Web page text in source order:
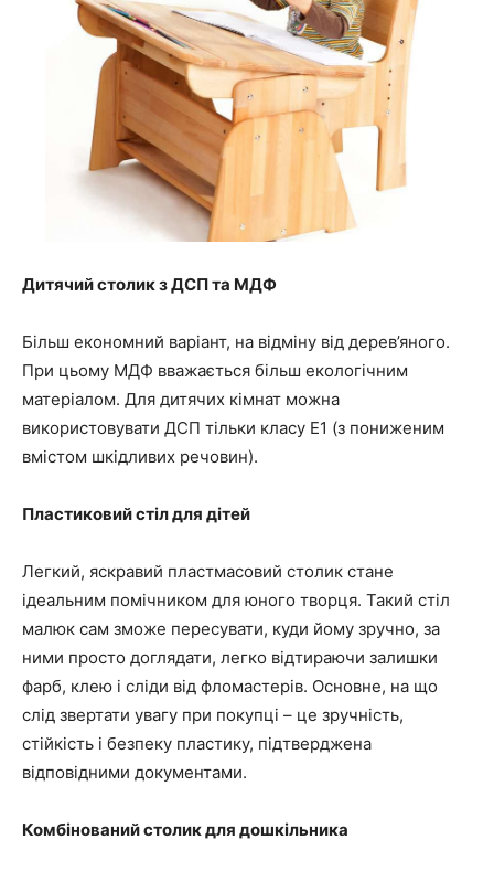
Дитячий столик з ДСП та МДФ
Більш економний варіант, на відміну від дерев’яного.
При цьому МДФ вважається більш екологічним
матеріалом. Для дитячих кімнат можна
використовувати ДСП тільки класу Е1 (з пониженим
вмістом шкідливих речовин).
Пластиковий стіл для дітей
Легкий, яскравий пластмасовий столик стане
ідеальним помічником для юного творця. Такий стіл
малюк сам зможе пересувати, куди йому зручно, за
ними просто доглядати, легко відтираючи залишки
фарб, клею і сліди від фломастерів. Основне, на що
слід звертати увагу при покупці – це зручність,
стійкість і безпеку пластику, підтверджена
відповідними документами.
Комбінований столик для дошкільника